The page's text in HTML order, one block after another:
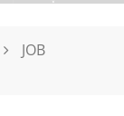
JOB